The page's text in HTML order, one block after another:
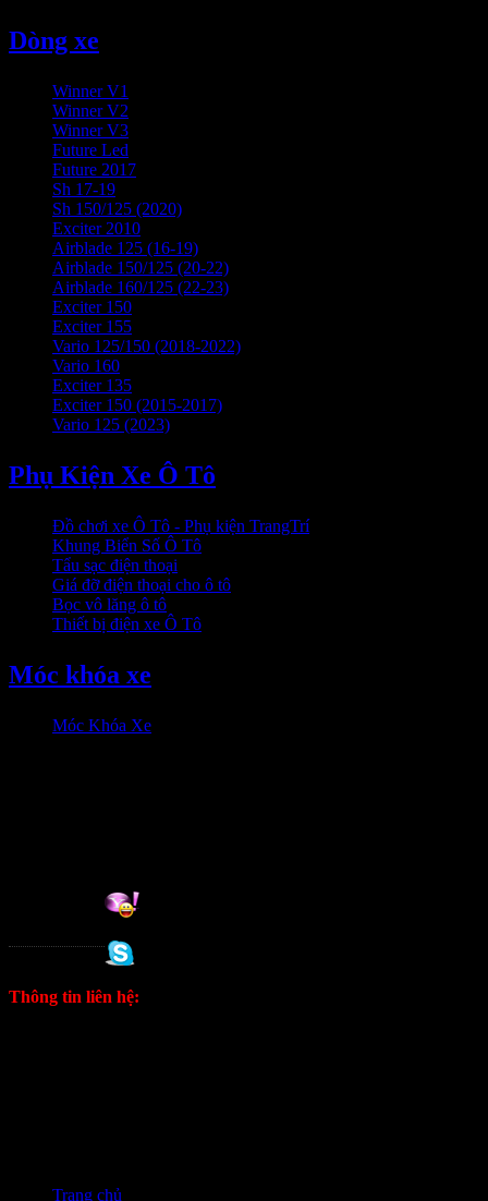
Dòng xe
Winner V1
Winner V2
Winner V3
Future Led
Future 2017
Sh 17-19
Sh 150/125 (2020)
Exciter 2010
Airblade 125 (16-19)
Airblade 150/125 (20-22)
Airblade 160/125 (22-23)
Exciter 150
Exciter 155
Vario 125/150 (2018-2022)
Vario 160
Exciter 135
Exciter 150 (2015-2017)
Vario 125 (2023)
Phụ Kiện Xe Ô Tô
Đồ chơi xe Ô Tô - Phụ kiện TrangTrí
Khung Biển Số Ô Tô
Tẩu sạc điện thoại
Giá đỡ điện thoại cho ô tô
Bọc vô lăng ô tô
Thiết bị điện xe Ô Tô
Móc khóa xe
Móc Khóa Xe
Thông tin liên hệ:
Trang chủ